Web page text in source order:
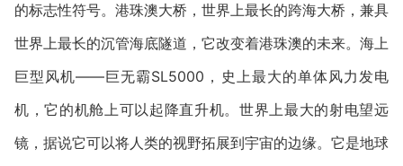
的标志性符号。港珠澳大桥，世界上最长的跨海大桥，兼具
世界上最长的沉管海底隧道，它改变着港珠澳的未来。海上
巨型风机——巨无霸SL5000，史上最大的单体风力发电
机，它的机舱上可以起降直升机。世界上最大的射电望远
镜，据说它可以将人类的视野拓展到宇宙的边缘。它是地球